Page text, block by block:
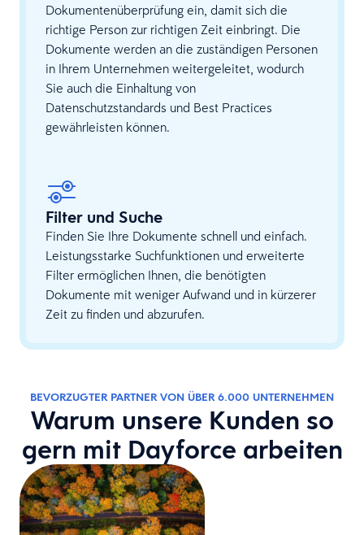
Dokumentenüberprüfung ein, damit sich die
richtige Person zur richtigen Zeit einbringt. Die
Dokumente werden an die zuständigen Personen
in Ihrem Unternehmen weitergeleitet, wodurch
Sie auch die Einhaltung von
Datenschutzstandards und Best Practices
gewährleisten können.
Filter und Suche
Finden Sie Ihre Dokumente schnell und einfach.
Leistungsstarke Suchfunktionen und erweiterte
Filter ermöglichen Ihnen, die benötigten
Dokumente mit weniger Aufwand und in kürzerer
Zeit zu finden und abzurufen.
BEVORZUGTER PARTNER VON ÜBER 6.000 UNTERNEHMEN
Warum unsere Kunden so
gern mit Dayforce arbeiten